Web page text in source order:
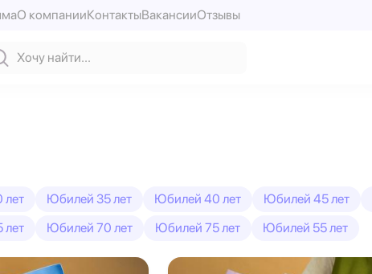
О компанииКонтактыВакансииОтзывы
лет Юбилей 35 лет Юбилей 40 лет Юбилей 45 лет
лет
Юбилей 70 лет Юбилей 75 лет Юбилей 55 лет